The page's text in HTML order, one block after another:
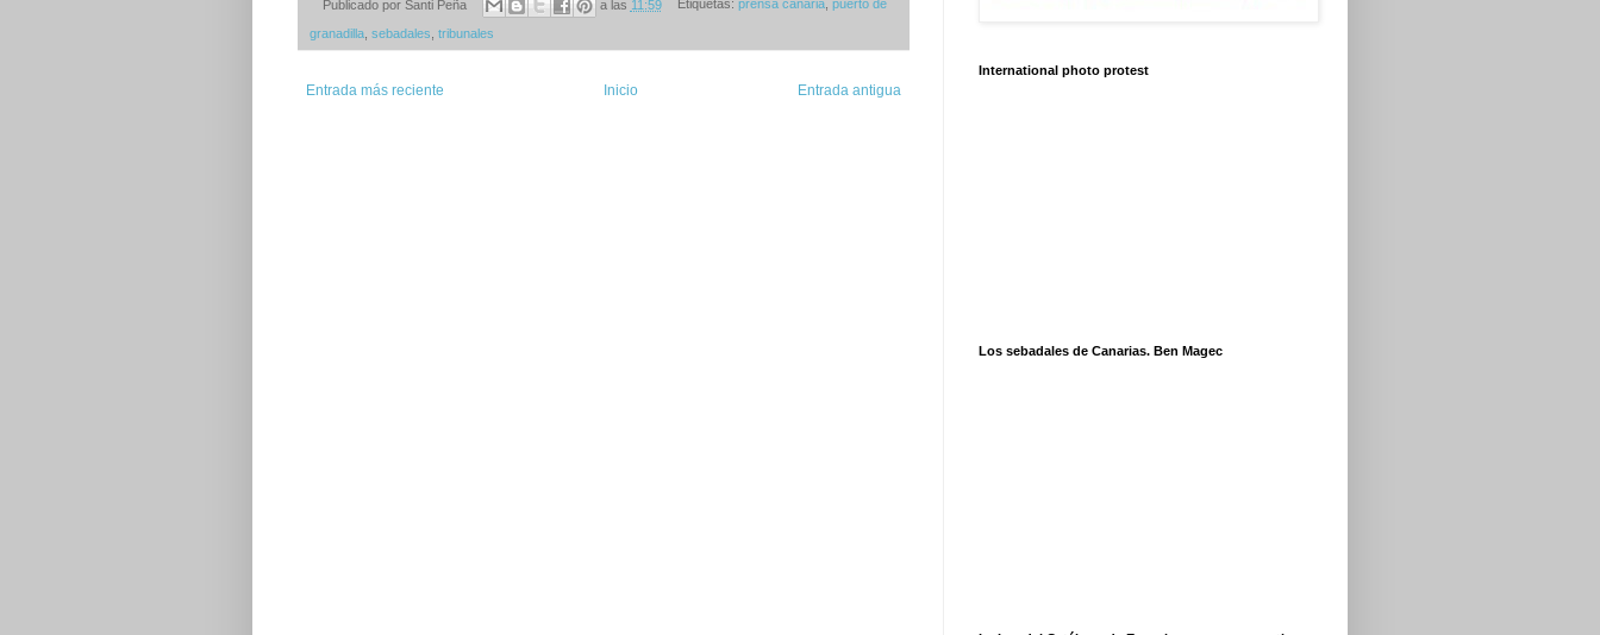
Publicado por Santi Peña a las 11:59 Etiquetas:prensa canaria,puerto de
granadilla sebadales tribunales
Entrada más reciente Entrada antigua
Inicio
International photo protest
Los sebadales de Canarias. Ben Magec